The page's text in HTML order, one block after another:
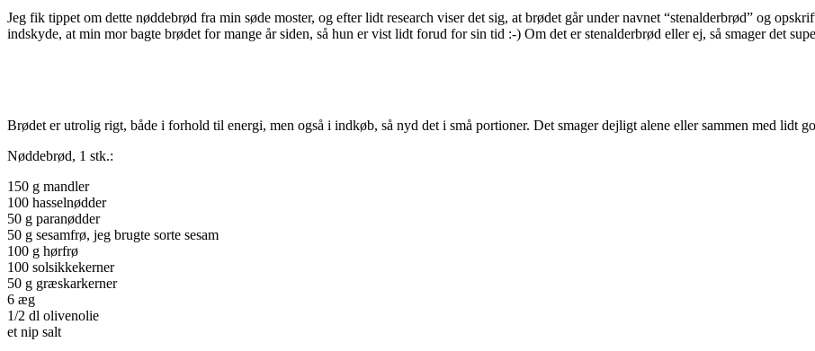
Jeg fik tippet om dette nøddebrød fra min søde moster, og efter lidt research viser det sig, at brødet går under navnet “stenalderbrød” og
indskyde, at min mor bagte brødet for mange år siden, så hun er vist lidt forud for sin tid :-) Om det er stenalderbrød eller ej, så smager det
Brødet er utrolig rigt, både i forhold til energi, men også i indkøb, så nyd det i små portioner. Det smager dejligt alene eller sammen med lidt
Nøddebrød, 1 stk.:
150 g mandler
100 hasselnødder
50 g paranødder
50 g sesamfrø, jeg brugte sorte sesam
100 g hørfrø
100 solsikkekerner
50 g græskarkerner
6 æg
1/2 dl olivenolie
et nip salt